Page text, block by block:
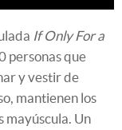
If Only For a
personas que
y vestir de
mantienen los
mayúscula. Un